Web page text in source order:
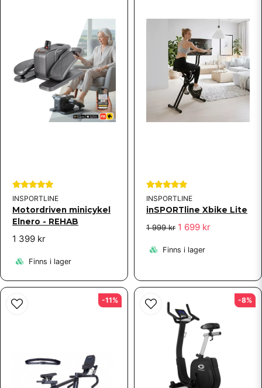
INSPORTLINE
Motordriven minicykel
Elnero - REHAB
1 399 kr
Finns i lager
INSPORTLINE
inSPORTline Xbike Lite
1 999 kr 1 699 kr
Finns i lager
-11% -8%